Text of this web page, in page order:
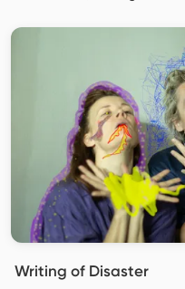
Writing of Disaster